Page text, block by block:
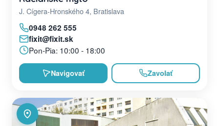
J. Cígera-Hronského 4, Bratislava
0948 262 555
fixit@fixit.sk
Pon-Pia: 10:00 - 18:00
Navigovať Zavolať